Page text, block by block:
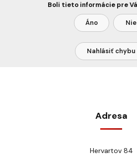
Boli tieto informácie pre
Áno Nie
Nahlásiť chybu
Adresa
Hervartov 84